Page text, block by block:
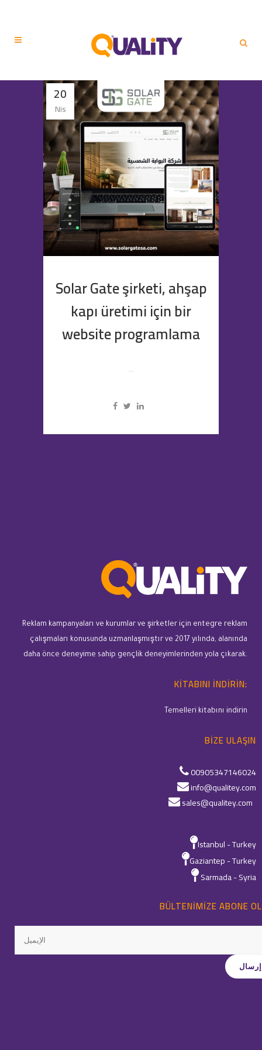
20
Nis
Solar Gate şirketi, ahşap
kapı üretimi için bir
website programlama
...
Reklam kampanyaları ve kurumlar ve şirketler için entegre reklam
çalışmaları konusunda uzmanlaşmıştır ve 2017 yılında, alanında
daha önce deneyime sahip gençlik deneyimlerinden yola çıkarak.
KITABINI INDIRIN:
Temelleri kitabını indirin
BIZE ULAŞIN
00905347146024
info@qualitey.com
sales@qualitey.com
Istanbul - Turkey
Gaziantep - Turkey
Sarmada - Syria
BÜLTENIMIZE ABONE